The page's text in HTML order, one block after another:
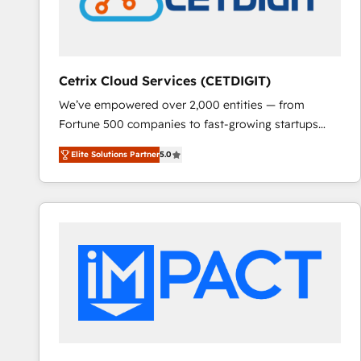
Cetrix Cloud Services (CETDIGIT)
We’ve empowered over 2,000 entities — from
Fortune 500 companies to fast-growing startups
and nonprofits — to streamline operations, scale
revenue, and unlock the full potential of HubSpot.
With deep technical and industry expertise, we fuse
automation, integration, and AI innovation to deliver
Sales, Service, Marketing & Content Hubs • AI voice
and chat agents, predictive automation, and smart
workflows • Salesforce + HubSpot integration •
RevOps and AI-driven sales enablement • Website
Elite Solutions Partner5.0